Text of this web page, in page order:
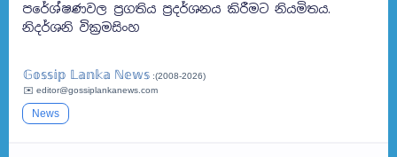
පරේශ්ෂණවල ප්‍රගතිය ප්‍රදර්ශනය කිරීමට නියමිතය.
නිදර්ශනි වික්‍රමසිංහ
𝔾𝕠𝕤𝕤𝕚𝕡 𝕃𝕒𝕟𝕜𝕒 ℕ𝕖𝕨𝕤 :(2008-2026)
✉️ editor@gossiplankanews.com
News